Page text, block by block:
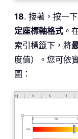
18. 接著，按一
定座標軸格式 。
索引標籤下，將
度值）。您可依
圖：